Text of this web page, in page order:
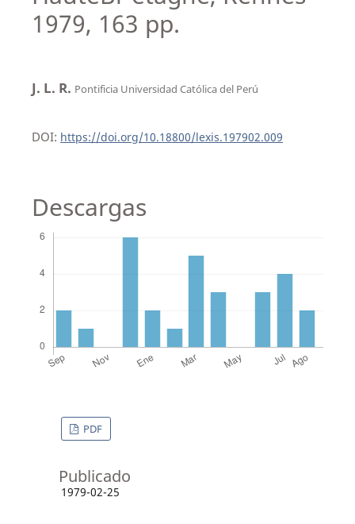
1979, 163 pp.
J. L. R. Pontificia Universidad Católica del Perú
DOI: https://doi.org/10.18800/lexis.197902.009
Descargas
PDF
Publicado
1979-02-25